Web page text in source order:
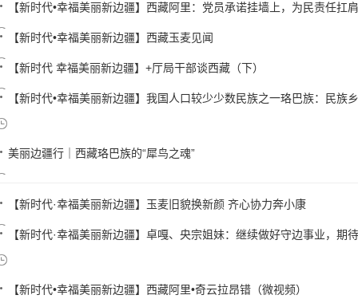
【新时代•幸福美丽新边疆】西藏阿里：党员承诺挂墙上，为民责任扛
【新时代•幸福美丽新边疆】西藏玉麦见闻
【新时代 幸福美丽新边疆】+厅局干部谈西藏（下）
【新时代•幸福美丽新边疆】我国人口较少少数民族之一珞巴族：民族
美丽边疆行｜西藏珞巴族的“犀鸟之魂”
【新时代·幸福美丽新边疆】玉麦旧貌换新颜 齐心协力奔小康
【新时代·幸福美丽新边疆】卓嘎、央宗姐妹：继续做好守边事业，期
【新时代•幸福美丽新边疆】西藏阿里•奇云拉昂错（微视频）